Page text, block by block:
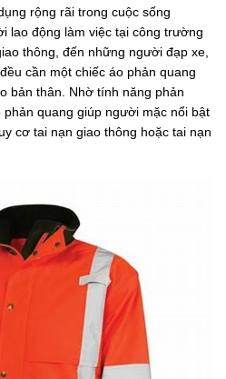
rộng rãi trong cuộc sống
lao động làm việc tại công trường
thông, đến những người đạp xe,
cần một chiếc áo phản quang
bản thân. Nhờ tính năng phản
quang giúp người mặc nổi bật
cơ tai nạn giao thông hoặc tai nạn